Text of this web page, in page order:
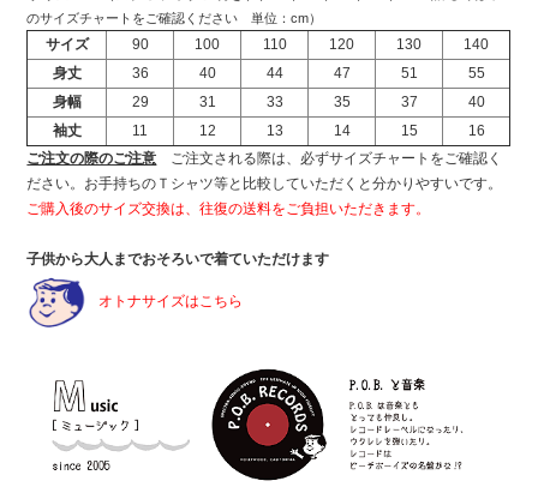
のサイズチャートをご確認ください 単位：cm）
サイズ 90 100 110 120 130
140
身丈
36 40 44 47 51
55
身幅
29 31 33 35 37
40
袖丈
11 12 13 14 15
16
ご注文の際のご注意 ご注文される際は、必ずサイズチャートをご確認く
ださい。お手持ちのＴシャツ等と比較していただくと分かりやすいです。
ご購入後のサイズ交換は、往復の送料をご負担いただきます。
子供から大人までおそろいで着ていただけます
オトナサイズはこちら